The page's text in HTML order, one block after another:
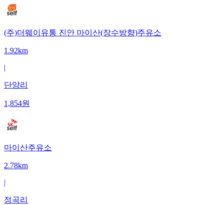
(주)더웨이유통 진안 마이산(장수방향)주유소
1.92km
|
단양리
1,854원
마이산주유소
2.78km
|
정곡리